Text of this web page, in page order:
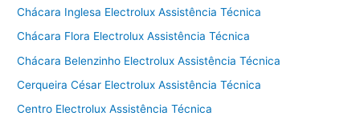
Chácara Inglesa Electrolux Assistência Técnica
Chácara Flora Electrolux Assistência Técnica
Chácara Belenzinho Electrolux Assistência Técnica
Cerqueira César Electrolux Assistência Técnica
Centro Electrolux Assistência Técnica